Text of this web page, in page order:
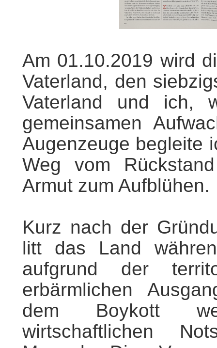
Am 01.10.2019 wird
Vaterland, den
Vaterland und ich,
gemeinsamen
Augenzeuge begleite
Weg vom
Armut zum Aufblühen.
Kurz nach der
litt das Land
aufgrund der
erbärmlichen
dem Boykott
wirtschaftlichen